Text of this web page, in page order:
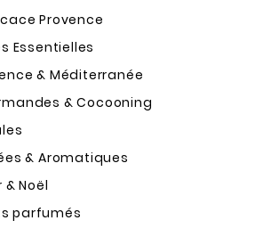
Provence
Essentielles
& Méditerranée
& Cocooning
& Aromatiques
& Noël
parfumés